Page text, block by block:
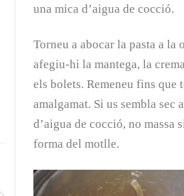
una mica d’aigua de cocció.
Torneu a abocar la pasta a la
afegiu-hi la mantega, la
els bolets. Remeneu fins que
amalgamat. Si us sembla sec
d’aigua de cocció, no massa
forma del motlle.